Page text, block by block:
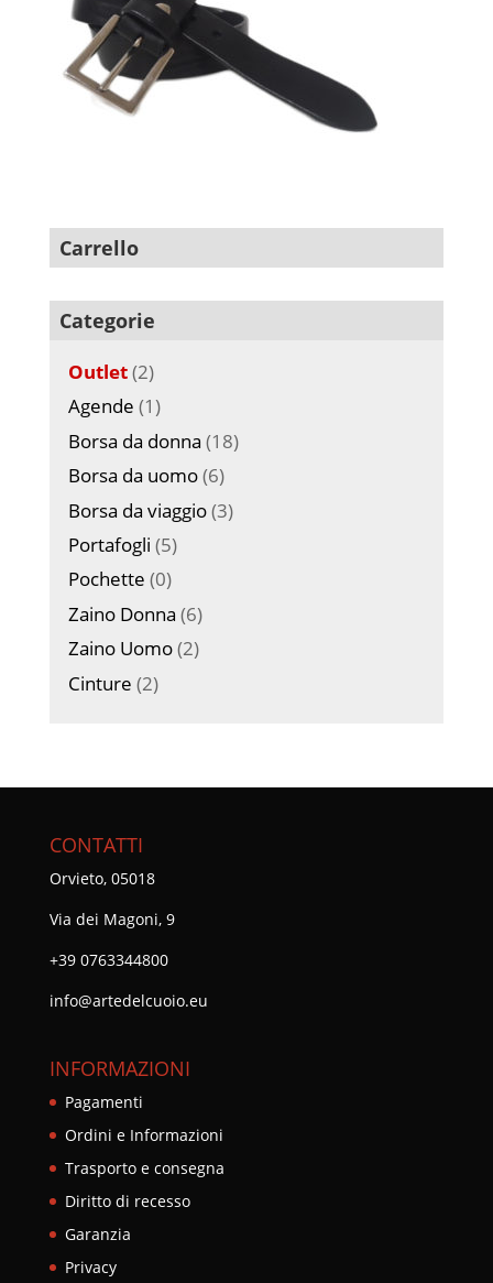
Carrello
Categorie
Outlet(2)
Agende (1)
Borsa da donna (18)
Borsa da uomo(6)
Borsa da viaggio(3)
Portafogli (5)
Pochette (0)
Zaino Donna (6)
Zaino Uomo(2)
Cinture (2)
CONTATTI
Orvieto, 05018
Via dei Magoni, 9
+39 0763344800
info@artedelcuoio.eu
INFORMAZIONI
Pagamenti
Ordini e Informazioni
Trasporto e consegna
Diritto di recesso
Garanzia
Privacy